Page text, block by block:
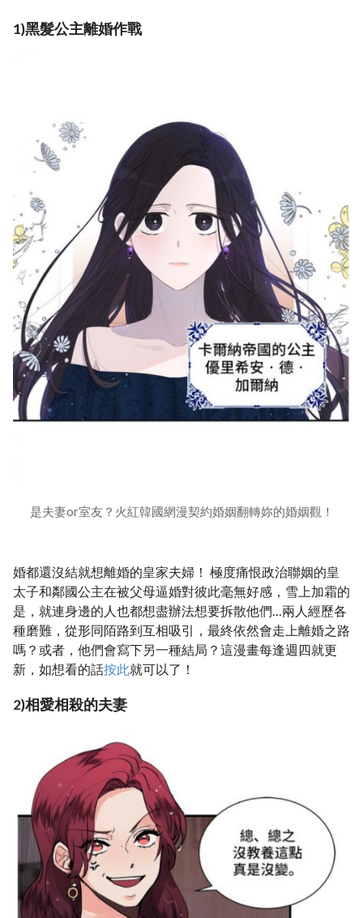
1)黑髮公主離婚作戰
是夫妻or室友？火紅韓國網漫契約婚姻翻轉妳的婚姻觀！
婚都還沒結就想離婚的皇家夫婦！ 極度痛恨政治聯姻的皇
太子和鄰國公主在被父母逼婚對彼此毫無好感，雪上加霜的
是，就連身邊的人也都想盡辦法想要拆散他們…兩人經歷各
種磨難，從形同陌路到互相吸引，最終依然會走上離婚之路
嗎？或者，他們會寫下另一種結局？這漫畫每逢週四就更
新，如想看的話按此就可以了！
2)相愛相殺的夫妻